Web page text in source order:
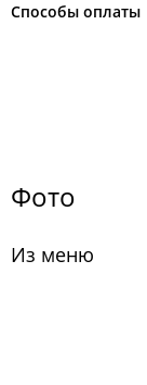
Способы оплаты
Фото
Из меню